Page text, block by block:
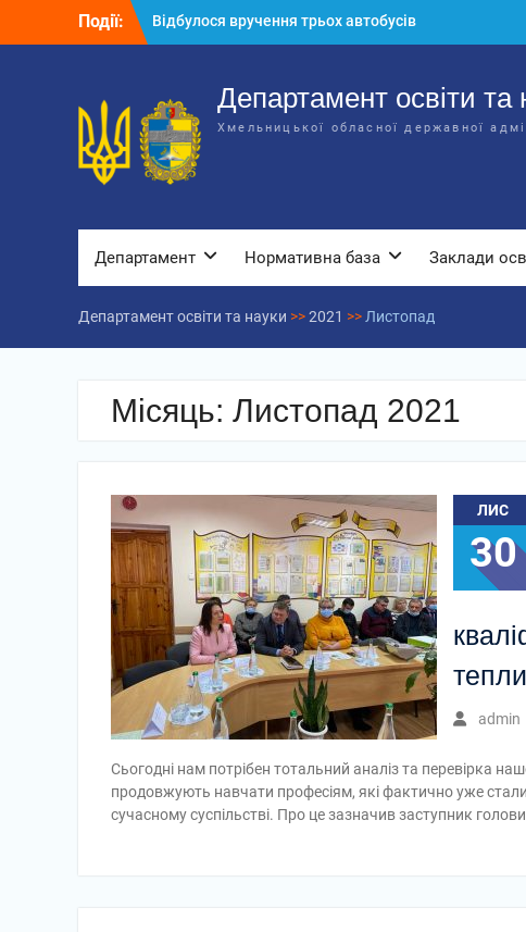
Події:
Відбулося засідання колегії
Департаменту освіти та науки обласної
Відбулась обласна нарада для
відповідальних за національно-
патріотичне виховання
Відбулося вручення трьох автобусів
для потреб закладів освіти
Департамент освіти та
Хмельницької обласної державної
Департамент Нормативна база Заклади
Департамент освіти та науки >>2021 >> Листопад
Місяць: Листопад 2021
ЛИС
30
admin
Сьогодні нам потрібен тотальний аналіз та перевірка
продовжують навчати професіям, які фактично уже
сучасному суспільстві. Про це зазначив заступник